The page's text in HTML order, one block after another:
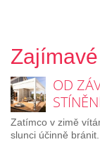
Zajímavé
OD
Zatímco v zimě
slunci účinně bránit.